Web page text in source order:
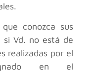
conozca sus
si Vd. no está de
realizadas por el
en el